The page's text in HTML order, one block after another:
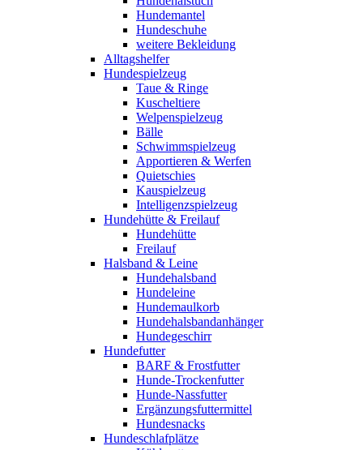
Hundemantel
Hundeschuhe
weitere Bekleidung
Alltagshelfer
Hundespielzeug
Taue & Ringe
Kuscheltiere
Welpenspielzeug
Bälle
Schwimmspielzeug
Apportieren & Werfen
Quietschies
Kauspielzeug
Intelligenzspielzeug
Hundehütte & Freilauf
Hundehütte
Freilauf
Halsband & Leine
Hundehalsband
Hundeleine
Hundemaulkorb
Hundehalsbandanhänger
Hundegeschirr
Hundefutter
BARF & Frostfutter
Hunde-Trockenfutter
Hunde-Nassfutter
Ergänzungsfuttermittel
Hundesnacks
Hundeschlafplätze